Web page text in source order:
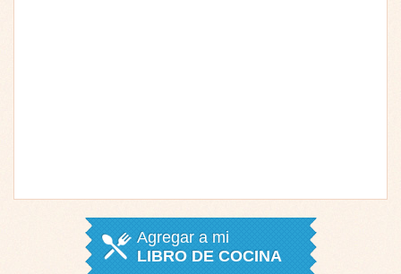
Agregar a mi
LIBRO DE COCINA